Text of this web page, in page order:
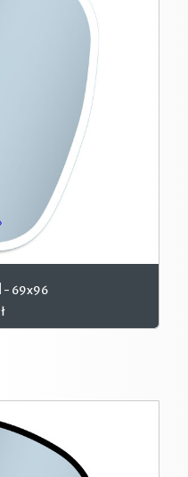
- 69x96